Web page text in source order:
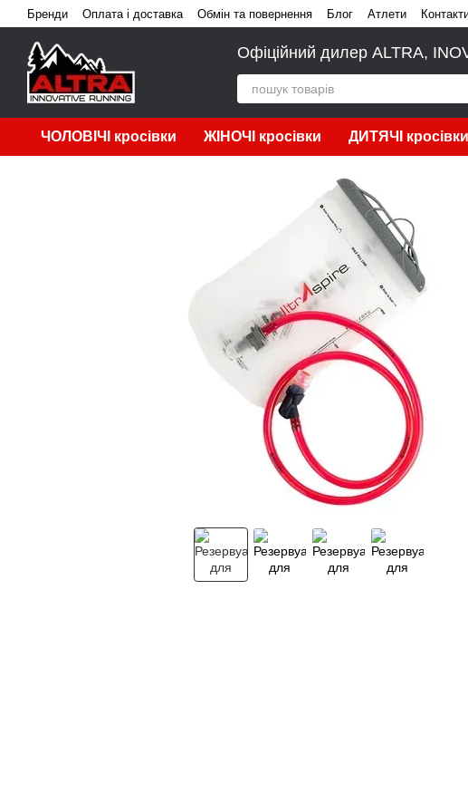
Перейти до основного контенту
Бренди Оплата і доставка Обмін та повернення Блог Атлети
Офіційний дилер ALTRA,
ЧОЛОВІЧІ кросівки ЖІНОЧІ кросівки ДИТЯЧІ кросівки